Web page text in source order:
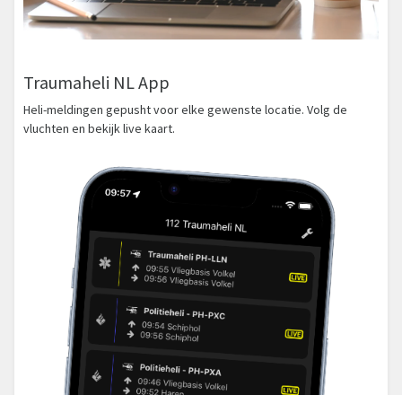
Traumaheli NL App
Heli-meldingen gepusht voor elke gewenste locatie. Volg de
vluchten en bekijk live kaart.